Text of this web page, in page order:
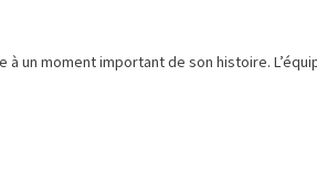
un moment important de son histoire.